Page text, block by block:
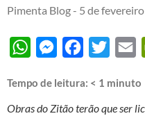
Pimenta Blog - 5 de
WhatsAppMessengerFacebook
Twitter
Tempo de leitura: < 1 minuto
Obras do Zitão terão que ser